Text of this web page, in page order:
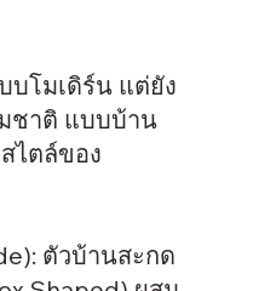
โมเดิร์น แต่ยัง
ชาติ แบบบ้าน
ไตล์ของ
ตัวบ้านสะกด